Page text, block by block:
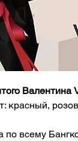
Валентина
красный,
по всему